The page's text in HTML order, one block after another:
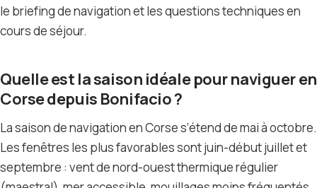
le briefing de navigation et les questions techniques en
cours de séjour.
Quelle est la saison idéale pour naviguer en
Corse depuis Bonifacio ?
La saison de navigation en Corse s’étend de mai à octobre.
Les fenêtres les plus favorables sont juin-début juillet et
septembre : vent de nord-ouest thermique régulier